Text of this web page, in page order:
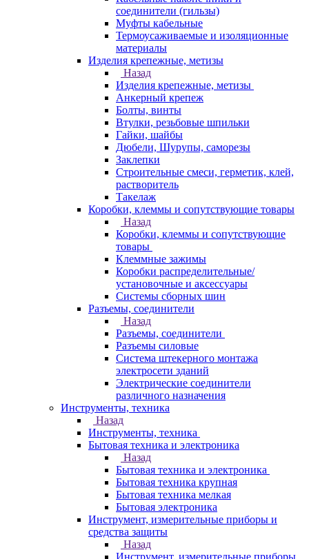
соединители (гильзы)
Муфты кабельные
Термоусаживаемые и изоляционные
материалы
Изделия крепежные, метизы
Назад
Изделия крепежные, метизы
Анкерный крепеж
Болты, винты
Втулки, резьбовые шпильки
Гайки, шайбы
Дюбели, Шурупы, саморезы
Заклепки
Строительные смеси, герметик, клей,
растворитель
Такелаж
Коробки, клеммы и сопутствующие товары
Назад
Коробки, клеммы и сопутствующие
товары
Клеммные зажимы
Коробки распределительные/
установочные и аксессуары
Системы сборных шин
Разъемы, соединители
Назад
Разъемы, соединители
Разъемы силовые
Система штекерного монтажа
электросети зданий
Электрические соединители
различного назначения
Инструменты, техника
Назад
Инструменты, техника
Бытовая техника и электроника
Назад
Бытовая техника и электроника
Бытовая техника крупная
Бытовая техника мелкая
Бытовая электроника
Инструмент, измерительные приборы и
средства защиты
Назад
Инструмент, измерительные приборы